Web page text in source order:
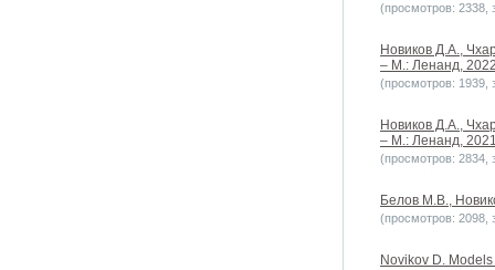
(просмотров: 2338,
Новиков Д.А.,
– М.: Ленанд,
(просмотров: 1939,
Новиков Д.А.,
– М.: Ленанд,
(просмотров: 2834,
Белов М.В.,
(просмотров: 2098,
Novikov D.